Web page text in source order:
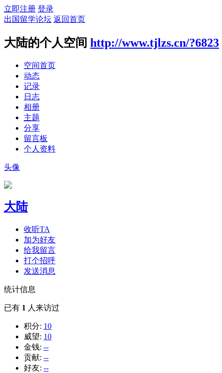
立即注册 登录
出国留学论坛 返回首页
大陆的个人空间 http://www.tjlzs.cn/?6823
空间首页
动态
记录
日志
相册
主题
分享
留言板
个人资料
头像
大陆
收听TA
加为好友
给我留言
打个招呼
发送消息
统计信息
已有 1 人来访过
积分: 10
威望: 10
金钱: --
贡献: --
好友: --